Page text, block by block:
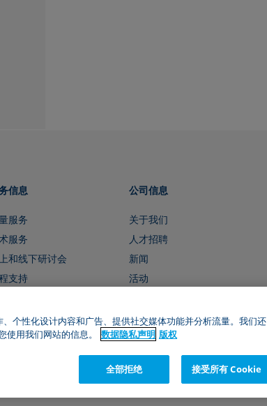
信息
服务
服务
和线下研讨会
支持
公司信息
关于我们
人才招聘
新闻
活动
个性化设计内容和广告、提供社交媒体功能并分析流量。我们还
用我们网站的信息。
数据隐私声明 版权
全部拒绝 接受所有 Cookie